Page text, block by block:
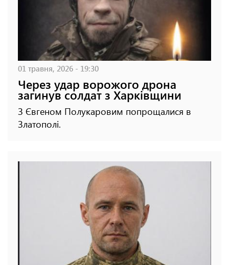
01 травня, 2026 - 19:30
Через удар ворожого дрона
загинув солдат з Харківщини
З Євгеном Полукаровим попрощалися в
Златополі.